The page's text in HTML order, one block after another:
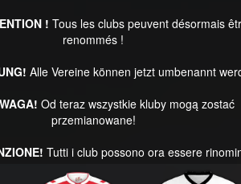
! Tous les clubs peuvent désormais
renommés !
Alle Vereine können jetzt umbenannt
Od teraz wszystkie kluby mogą zostać
przemianowane!
Tutti i club possono ora essere